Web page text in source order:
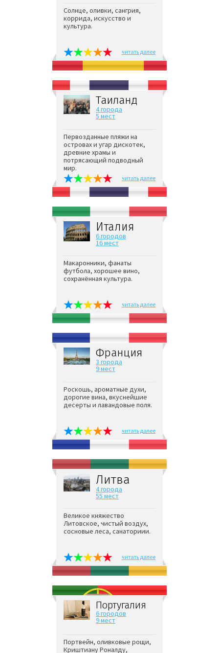
Солнце, оливки, сангрия,
коррида, искусство и
культура.
читать далее
Таиланд
4 города
5 мест
Первозданные пляжи на
островах и угар дискотек,
древние храмы и
потрясающий подводный
мир.
читать далее
Италия
6 городов
16 мест
Макаронники, фанаты
футбола, хорошее вино,
сохранённая культура.
читать далее
Франция
3 города
9 мест
Роскошь, ароматные духи,
дорогие вина, вкуснейшие
десерты и лавандовые поля.
читать далее
Литва
4 города
55 мест
Великое княжество
Литовское, чистый воздух,
сосновые леса, санаториии.
читать далее
Португалия
6 городов
9 мест
Портвейн, оливковые рощи,
Криштиану Роналду,